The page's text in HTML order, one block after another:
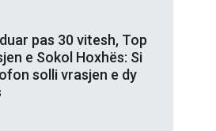
pas 30 vitesh, Top
e Sokol Hoxhës: Si
solli vrasjen e dy